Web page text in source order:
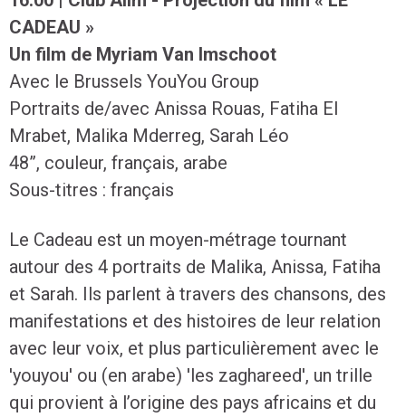
CADEAU »
Un film de Myriam Van Imschoot
Avec le Brussels YouYou Group
Portraits de/avec Anissa Rouas, Fatiha El
Mrabet, Malika Mderreg, Sarah Léo
48”, couleur, français, arabe
Sous-titres : français
Le Cadeau est un moyen-métrage tournant
autour des 4 portraits de Malika, Anissa, Fatiha
et Sarah. Ils parlent à travers des chansons, des
manifestations et des histoires de leur relation
avec leur voix, et plus particulièrement avec le
'youyou' ou (en arabe) 'les zaghareed', un trille
qui provient à l’origine des pays africains et du